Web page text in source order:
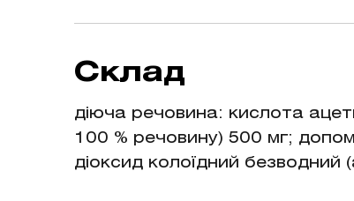
суглобах та м’язах, біль у
захворюваннях.
Склад
діюча речовина: кислота
100 % речовину) 500 мг;
діоксид колоїдний